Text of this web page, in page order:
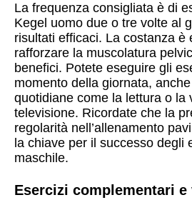
La frequenza consigliata è di
Kegel uomo due o tre volte al
risultati efficaci. La costanza è
rafforzare la muscolatura
benefici. Potete eseguire gli
momento della giornata,
quotidiane come la lettura o la
televisione. Ricordate che la
regolarità nell’allenamento
la chiave per il successo degli
maschile.
Esercizi complementari e